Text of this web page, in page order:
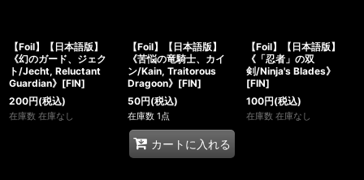
【Foil】【日本語版】
《幻のガード、ジェク
ト/Jecht, Reluctant
Guardian》[FIN]
200円(税込)
在庫数 在庫なし
【Foil】【日本語版】
《苦悩の竜騎士、カイ
ン/Kain, Traitorous
Dragoon》[FIN]
50円(税込)
在庫数 1点
カートに入れる
【Foil】【日本語版】
《「忍者」の双
剣/Ninja's Blades》
[FIN]
100円(税込)
在庫数 在庫なし